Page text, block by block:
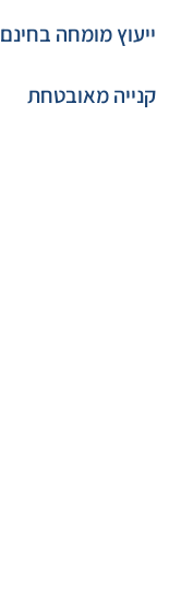
ייעוץ מומחה בחינם
קנייה מאובטחת